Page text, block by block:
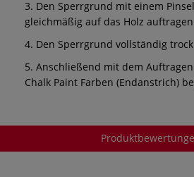
3. Den Sperrgrund mit einem
gleichmäßig auf das Holz
4. Den Sperrgrund vollständig
5. Anschließend mit dem
Chalk Paint Farben (Endanstrich)